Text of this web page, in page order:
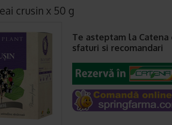
crusin x 50 g
Te asteptam la Catena
sfaturi si recomandari